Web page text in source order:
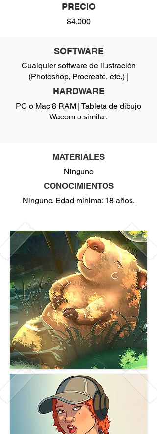
PRECIO
$4,000
SOFTWARE
Cualquier software de ilustración
(Photoshop, Procreate, etc.) |
HARDWARE
PC o Mac 8 RAM | Tableta de dibujo
Wacom o similar.
MATERIALES
Ninguno
CONOCIMIENTOS
Ninguno. Edad mínima: 18 años.